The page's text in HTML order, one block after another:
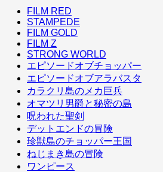
FILM RED
STAMPEDE
FILM GOLD
FILM Z
STRONG WORLD
エピソードオブチョッパー
エピソードオブアラバスタ
カラクリ島のメカ巨兵
オマツリ男爵と秘密の島
呪われた聖剣
デットエンドの冒険
珍獣島のチョッパー王国
ねじまき島の冒険
ワンピース